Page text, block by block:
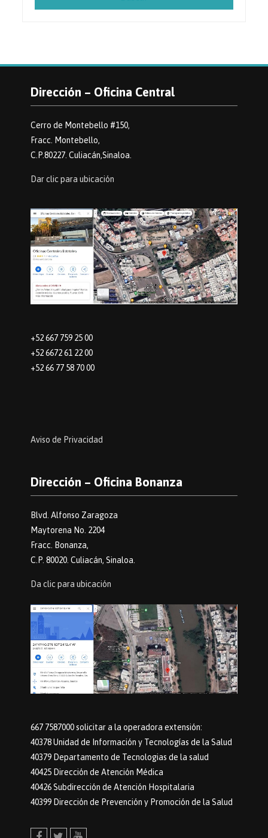
Dirección – Oficina Central
Cerro de Montebello #150,
Fracc. Montebello,
C.P.80227. Culiacán,Sinaloa.
Dar clic para ubicación
+52 667 759 25 00
+52 6672 61 22 00
+52 66 77 58 70 00
Aviso de Privacidad
Dirección – Oficina Bonanza
Blvd. Alfonso Zaragoza
Maytorena No. 2204
Fracc. Bonanza,
C.P. 80020. Culiacán, Sinaloa.
Da clic para ubicación
667 7587000 solicitar a la operadora extensión:
40378 Unidad de Información y Tecnologías de la Salud
40379 Departamento de Tecnologias de la salud
40425 Dirección de Atención Médica
40426 Subdirección de Atención Hospitalaria
40399 Dirección de Prevención y Promoción de la Salud